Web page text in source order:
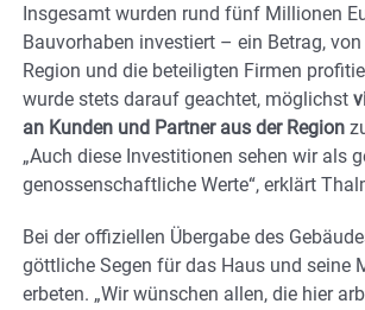
Insgesamt wurden rund fünf Millionen
Bauvorhaben investiert – ein Betrag,
Region und die beteiligten Firmen
wurde stets darauf geachtet, möglichst
an Kunden und Partner aus der Region
„Auch diese Investitionen sehen wir als
genossenschaftliche Werte“, erklärt
Bei der offiziellen Übergabe des
göttliche Segen für das Haus und seine
erbeten. „Wir wünschen allen, die hier